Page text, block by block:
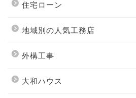
住宅ローン
地域別の人気工務店
外構工事
大和ハウス